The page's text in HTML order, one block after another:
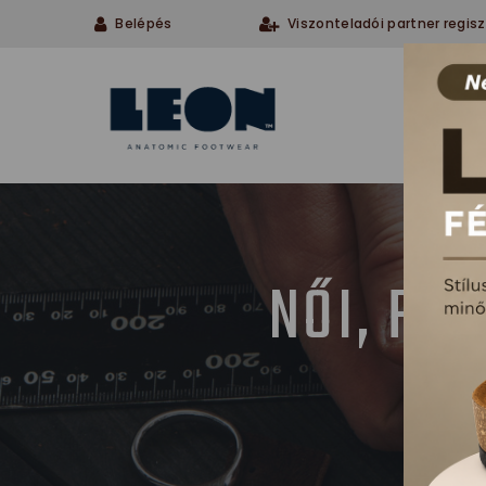
Belépés Viszonteladói partner
NŐI,